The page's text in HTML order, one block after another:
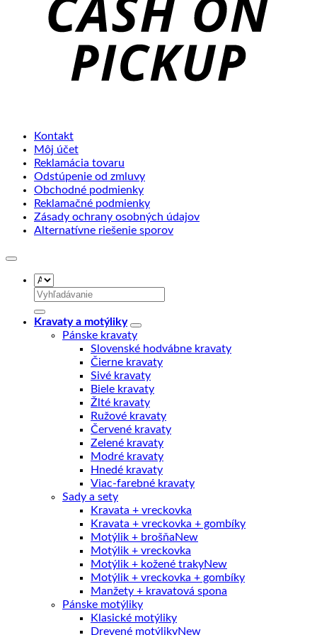
Kontakt
Môj účet
Reklamácia tovaru
Odstúpenie od zmluvy
Obchodné podmienky
Reklamačné podmienky
Zásady ochrany osobných údajov
Alternatívne riešenie sporov
Hľadať:
Kravaty a motýliky
Pánske kravaty
Slovenské hodvábne kravaty
Čierne kravaty
Sivé kravaty
Biele kravaty
Žlté kravaty
Ružové kravaty
Červené kravaty
Zelené kravaty
Modré kravaty
Hnedé kravaty
Viac-farebné kravaty
Sady a sety
Kravata + vreckovka
Kravata + vreckovka + gombíky
Motýlik + brošňa
Motýlik + vreckovka
Motýlik + kožené traky
Motýlik + vreckovka + gombíky
Manžety + kravatová spona
Pánske motýliky
Klasické motýliky
Drevené motýliky